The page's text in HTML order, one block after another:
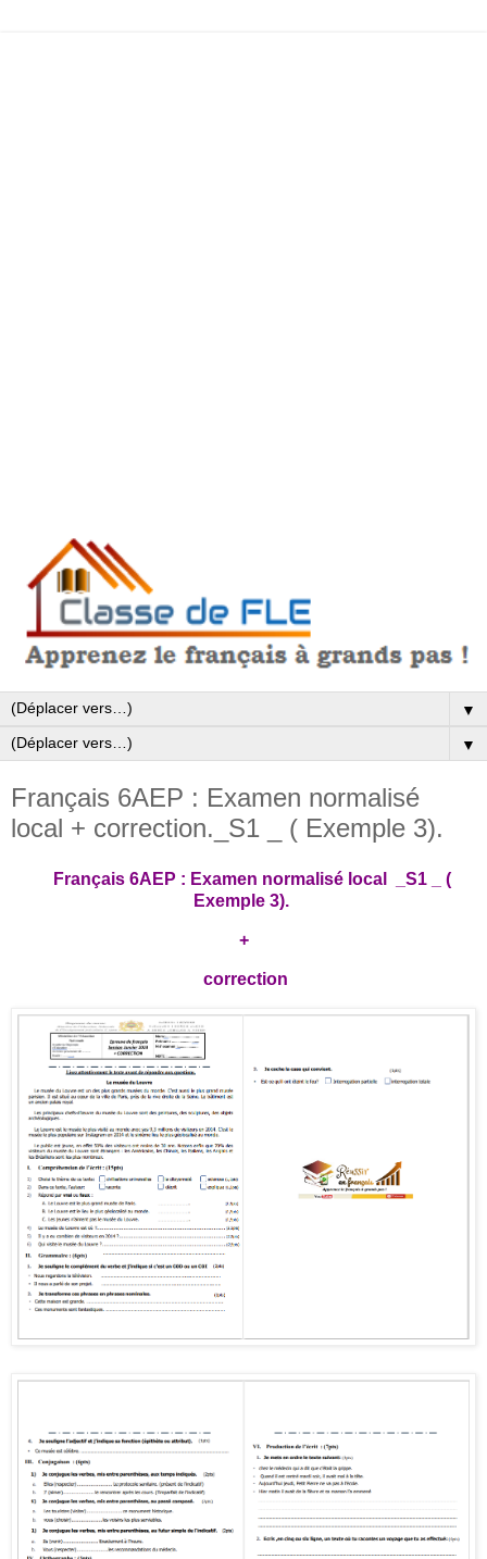
▼
▼
Français 6AEP : Examen normalisé
local + correction._S1 _ ( Exemple 3).
Français 6AEP : Examen normalisé local _S1 _ (
Exemple 3).
+
correction